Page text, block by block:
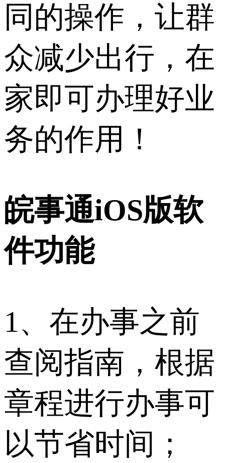
同的操作，让群
众减少出行，在
家即可办理好业
务的作用！
皖事通iOS版软
件功能
1、在办事之前
查阅指南，根据
章程进行办事可
以节省时间；